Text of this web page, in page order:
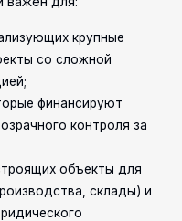
крупные
со сложной
финансируют
контроля за
объекты для
склады) и